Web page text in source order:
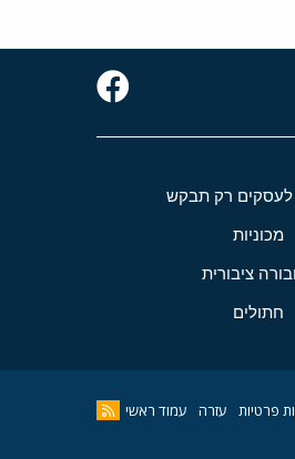
לעסקים רק תבקש
מכוניות
ציבורית
חתולים
פרטיות עזרה עמוד ראשי